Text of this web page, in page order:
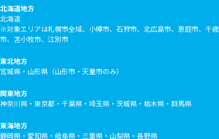
北海道地方
北海道
※対象エリアは札幌市全域、小樽市、石狩市、北広島市、恵庭市、千歳
市、苫小牧市、江別市
東北地方
宮城県・山形県（山形市・天童市のみ）
関東地方
神奈川県・東京都・千葉県・埼玉県・茨城県・栃木県・群馬県
東海地方
静岡県・愛知県・岐阜県・三重県・山梨県・長野県